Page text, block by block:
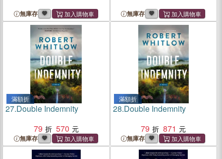
無庫存 無庫存
滿額折
27.Double Indemnity
79
570
無庫存
滿額折
28.Double Indemnity
79
871
無庫存